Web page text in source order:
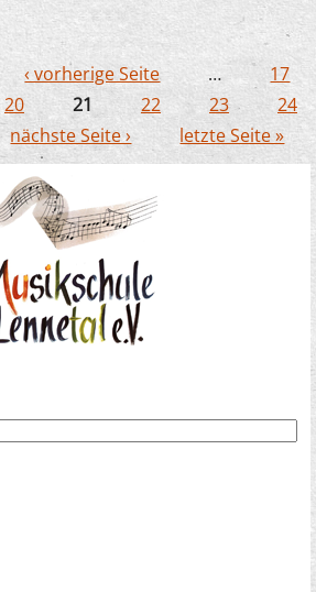
aber gemütlich -
im "Roten Haus"
‹ vorherige Seite …
17
20 21 22 23
24
nächste Seite › letzte Seite »